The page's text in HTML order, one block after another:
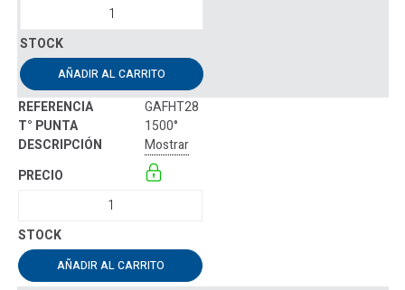
AÑADIR AL CARRITO
GAFHT28
1500°
Mostrar
AÑADIR AL CARRITO